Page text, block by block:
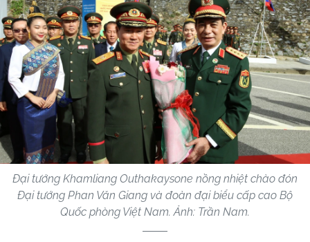
Đại tướng Khamliang Outhakaysone nồng nhiệt chào đón
Đại tướng Phan Văn Giang và đoàn đại biểu cấp cao Bộ
Quốc phòng Việt Nam. Ảnh: Trần Nam.